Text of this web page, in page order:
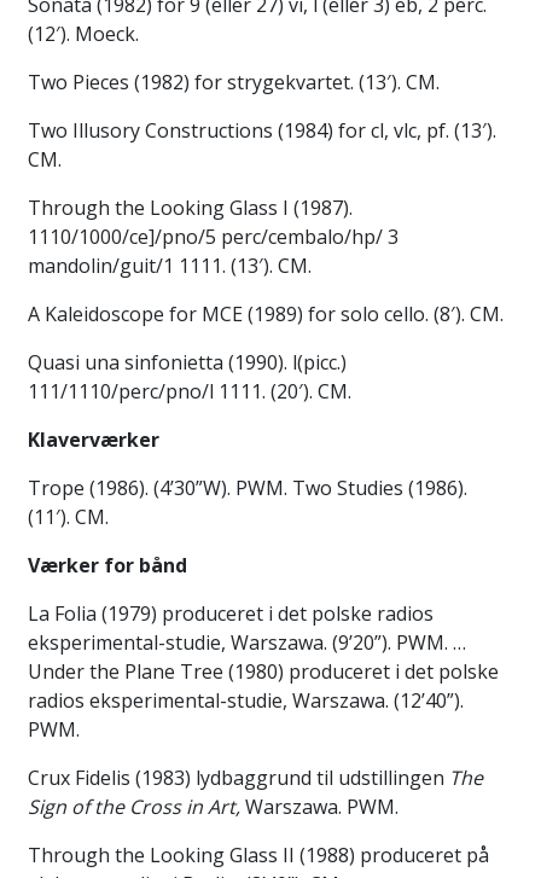
(12′). Moeck.
Two Pieces (1982) for strygekvartet. (13′). CM.
Two Illusory Constructions (1984) for cl, vlc, pf. (13′).
CM.
Through the Looking Glass I (1987).
1110/1000/ce]/pno/5 perc/cembalo/hp/ 3
mandolin/guit/1 1111. (13′). CM.
A Kaleidoscope for MCE (1989) for solo cello. (8′). CM.
Quasi una sinfonietta (1990). l(picc.)
111/1110/perc/pno/l 1111. (20′). CM.
Klaverværker
Trope (1986). (4’30”W). PWM. Two Studies (1986).
(11′). CM.
Værker for bånd
La Folia (1979) produceret i det polske radios
eksperimental-studie, Warszawa. (9’20”). PWM. …
Under the Plane Tree (1980) produceret i det polske
radios eksperimental-studie, Warszawa. (12’40”).
PWM.
Crux Fidelis (1983) lydbaggrund til udstillingen The
Sign of the Cross in Art,Warszawa. PWM.
Through the Looking Glass II (1988) produceret på